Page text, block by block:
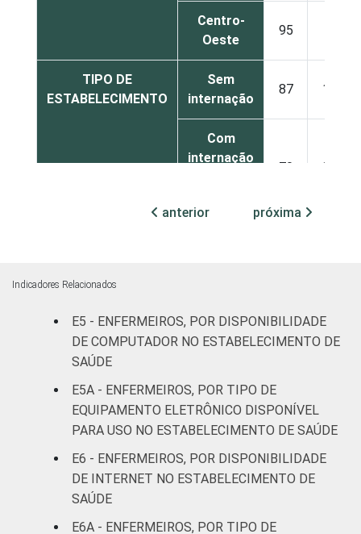
Centro-
Oeste
95
TIPO DE
ESTABELECIMENTO
Sem
internação
87 13
Com
internação
70 30
Serviço de
terapia
IDENTIFICAÇÃO DE
UNIDADE BÁSICA
DE SAÚDE
UBS 91 9
Não UBS 91
anos
anterior próxima
Indicadores Relacionados
E5 - ENFERMEIROS, POR DISPONIBILIDADE
DE COMPUTADOR NO ESTABELECIMENTO DE
SAÚDE
E5A - ENFERMEIROS, POR TIPO DE
EQUIPAMENTO ELETRÔNICO DISPONÍVEL
PARA USO NO ESTABELECIMENTO DE SAÚDE
E6 - ENFERMEIROS, POR DISPONIBILIDADE
DE INTERNET NO ESTABELECIMENTO DE
SAÚDE
E6A - ENFERMEIROS, POR TIPO DE